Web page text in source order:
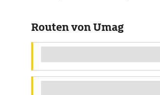
Routen von Umag